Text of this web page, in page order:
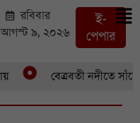
রবিবার
আগস্ট ৯, ২০২৬
ই-
পেপার
বেত্রবতী নদীতে সাঁকো